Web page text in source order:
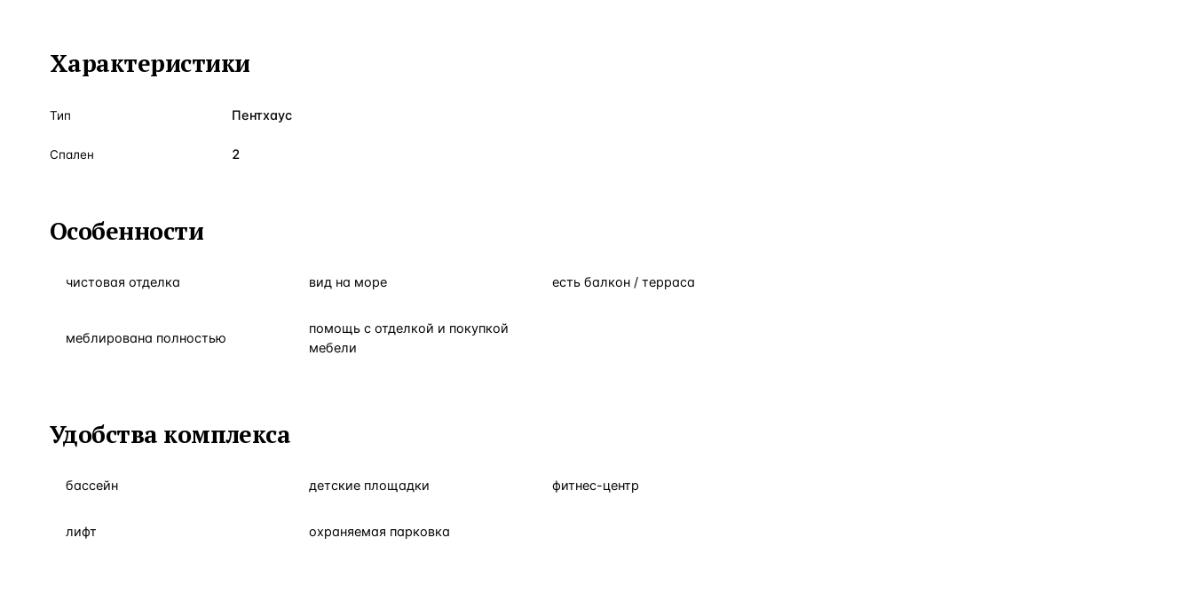
Характеристики
Тип Пентхаус
Спален 2
Особенности
чистовая отделка вид на море есть балкон / терраса
меблирована полностью
помощь с отделкой и покупкой
мебели
Удобства комплекса
бассейн детские площадки фитнес-центр
лифт охраняемая парковка